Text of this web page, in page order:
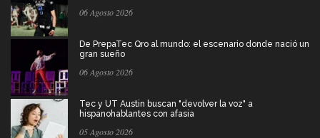
06 Agosto 2026
De PrepaTec Qro al mundo: el escenario donde nació un
gran sueño
06 Agosto 2026
Tec y UT Austin buscan "devolver la voz" a
hispanohablantes con afasia
05 Agosto 2026